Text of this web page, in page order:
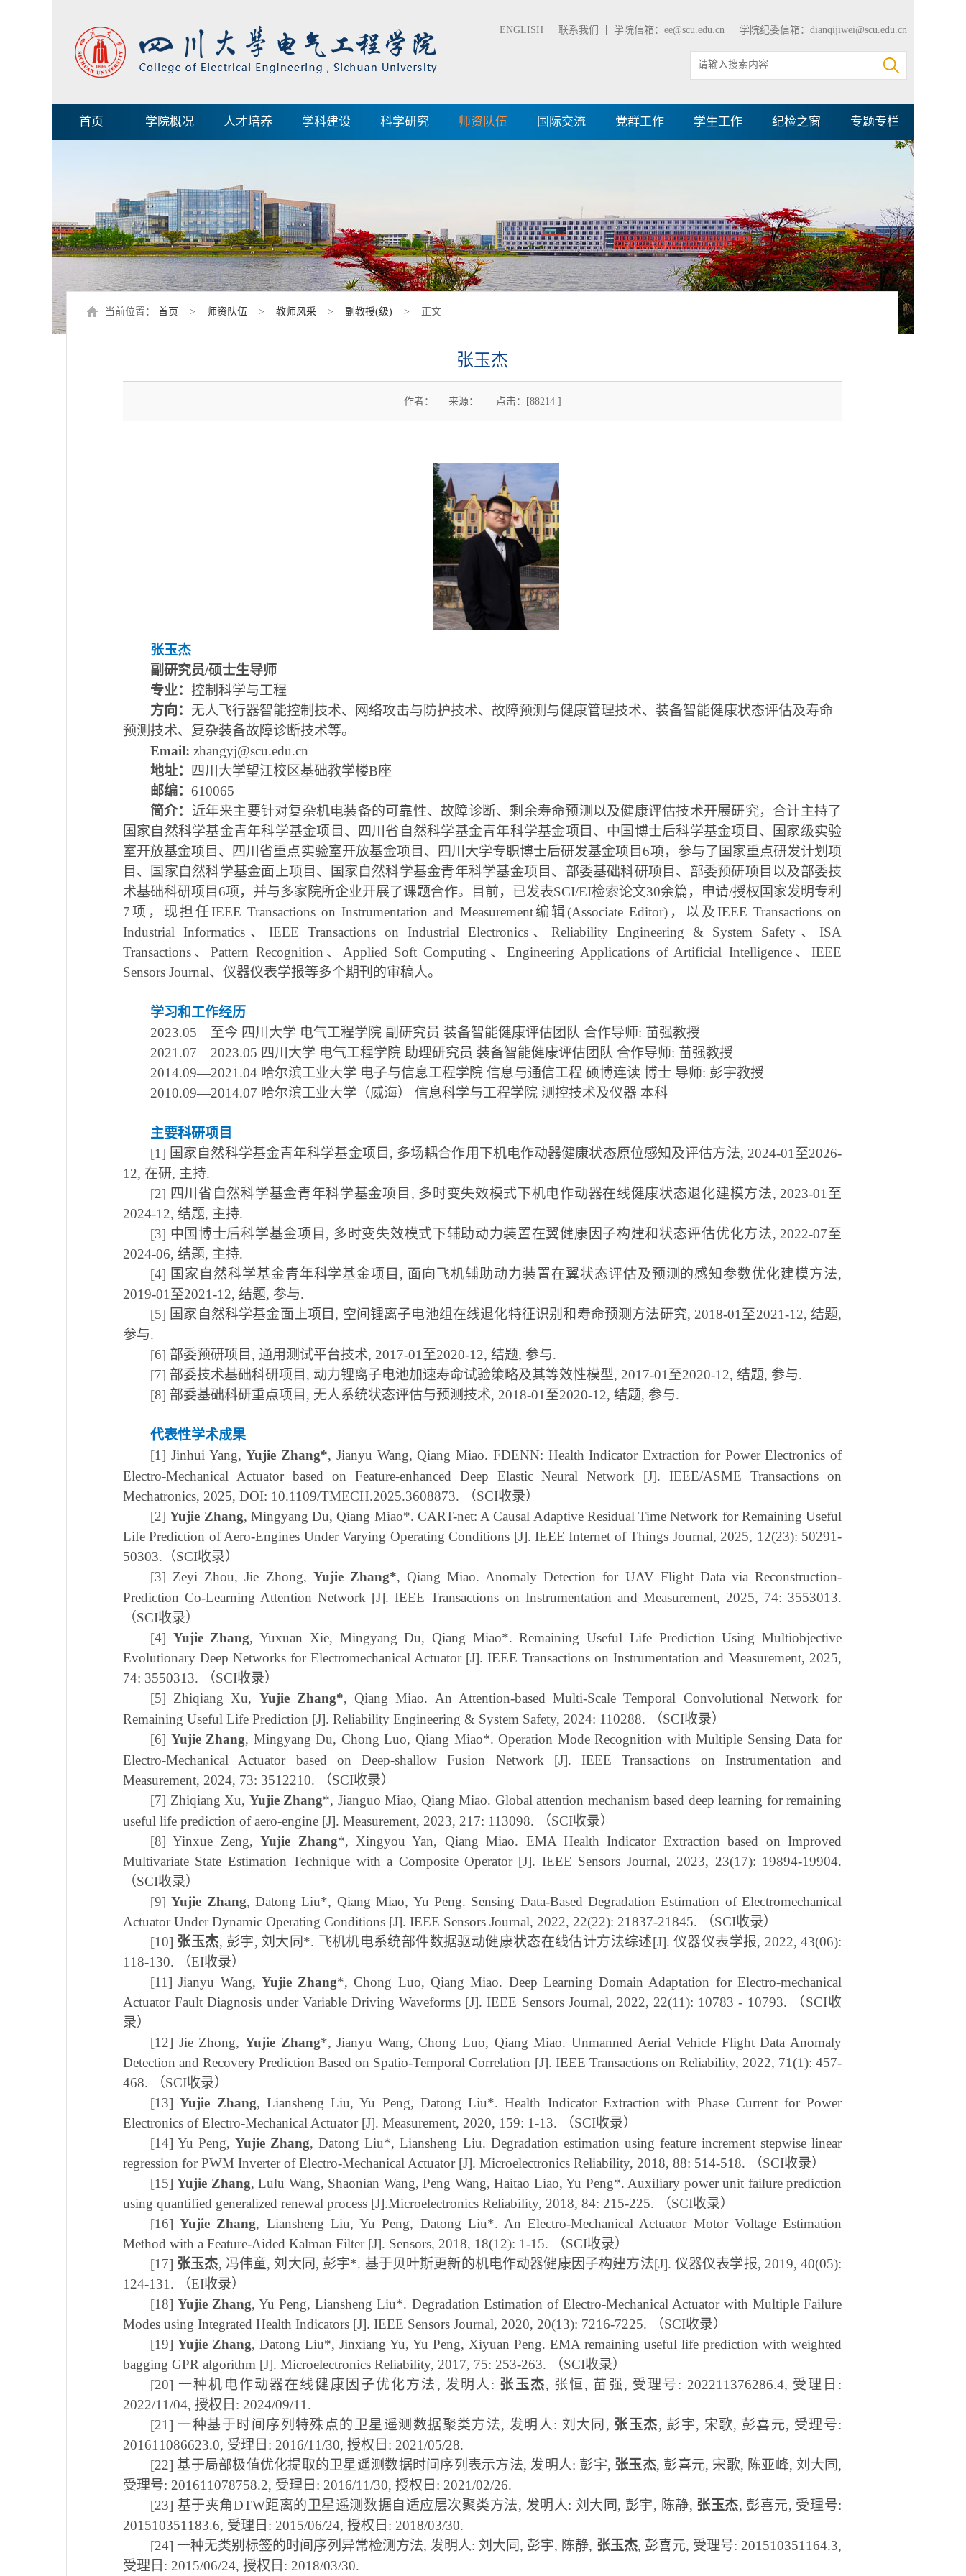
ENGLISH 联系我们 学院信箱：ee@scu.edu.cn 学院纪委信箱：dianqijiwei@scu.edu.cn
首页 学院概况 人才培养 学科建设 科学研究 师资队伍 国际交流 党群工作 学生工作 纪检之窗 专题专栏
当前位置： 首页 > 师资队伍 > 教师风采 > 副教授(级) > 正文
张玉杰
作者： 来源： 点击：[88214 ]
张玉杰
副研究员/硕士生导师
专业： 控制科学与工程
方向： 无人飞行器智能控制技术、网络攻击与防护技术、故障预测与健康管理技术、装备智能健康状态评估及寿命
预测技术、复杂装备故障诊断技术等。
Email: zhangyj@scu.edu.cn
地址：
四川大学望江校区基础教学楼B座
邮编： 610065
简介： 近年来主要针对复杂机电装备的可靠性、故障诊断、剩余寿命预测以及健康评估技术开展研究，合计主持了
国家自然科学基金青年科学基金项目、四川省自然科学基金青年科学基金项目、中国博士后科学基金项目、国家级实验
室开放基金项目、
四川省重点实验室开放基金项目、
四川大学专职博士后研发基金项目6项，参与了国家重点研发计划项
目、国家自然科学基金面上项目、国家自然科学基金青年科学基金项目、部委基础科研项目、部委预研项目以及部委技
术基础科研项目6项，并与多家院所企业开展了课题合作。目前，已发表SCI/EI检索论文30余篇，申请/授权国家发明专利
7项，现担任IEEE Transactions on Instrumentation and Measurement编辑(Associate Editor)，以及IEEE Transactions on
Industrial Informatics、IEEE Transactions on Industrial Electronics、Reliability Engineering & System Safety、ISA
Transactions、Pattern Recognition、Applied Soft Computing、Engineering Applications of Artificial Intelligence、IEEE
Sensors Journal、仪器仪表学报等多个期刊的审稿人。
学习和工作经历
2023.05—至今 四川大学 电气工程学院 副研究员 装备智能健康评估团队 合作导师: 苗强教授
2021.07—2023.05 四川大学 电气工程学院 助理研究员 装备智能健康评估团队 合作导师: 苗强教授
2014.09—2021.04 哈尔滨工业大学 电子与信息工程学院 信息与通信工程 硕博连读 博士 导师: 彭宇教授
2010.09—2014.07 哈尔滨工业大学（威海） 信息科学与工程学院 测控技术及仪器 本科
主要科研项目
[1] 国家自然科学基金青年科学基金项目 , 多场耦合作用下机电作动器健康状态原位感知及评估方法, 2024-01 至2026-
12, 在研, 主持.
[2] 四川省自然科学基金青年科学基金项目 , 多时变失效模式下机电作动器在线健康状态退化建模方法, 2023-01 至
2024-12, 结题, 主持.
[3] 中国博士后科学基金项目 , 多时变失效模式下辅助动力装置在翼健康因子构建和状态评估优化方法, 2022-07至
2024-06, 结题, 主持.
[4] 国家自然科学基金青年科学基金项目 , 面向飞机辅助动力装置在翼状态评估及预测的感知参数优化建模方法,
2019-01 至2021-12, 结题, 参与.
[5] 国家自然科学基金面上项目 , 空间锂离子电池组在线退化特征识别和寿命预测方法研究, 2018-01 至2021-12, 结题,
参与.
[6] 部委预研项目 , 通用测试平台技术, 2017-01 至2020-12, 结题, 参与.
[7] 部委技术基础科研项目 , 动力锂离子电池加速寿命试验策略及其等效性模型, 2017-01 至2020-12, 结题, 参与.
[8] 部委基础科研重点项目 , 无人系统状态评估与预测技术, 2018-01 至2020-12, 结题, 参与.
代表性学术成果
[1] Jinhui Yang,Yujie Zhang*, Jianyu Wang, Qiang Miao. FDENN: Health Indicator Extraction for Power Electronics of
Electro-Mechanical Actuator based on Feature-enhanced Deep Elastic Neural Network [J]. IEEE/ASME Transactions on
Mechatronics, 2025, DOI: 10.1109/TMECH.2025.3608873.
（SCI收录）
[2]Yujie Zhang, Mingyang Du, Qiang Miao*. CART-net: A Causal Adaptive Residual Time Network for Remaining Useful
Life Prediction of Aero-Engines Under Varying Operating Conditions [J]. IEEE Internet of Things Journal, 2025, 12(23): 50291-
50303. （SCI收录）
[3] Zeyi Zhou, Jie Zhong, Yujie Zhang*, Qiang Miao. Anomaly Detection for UAV Flight Data via Reconstruction-
Prediction Co-Learning Attention Network [J]. IEEE Transactions on Instrumentation and Measurement, 2025, 74: 3553013.
（SCI收录）
[4] Yujie Zhang, Yuxuan Xie, Mingyang Du, Qiang Miao*. Remaining Useful Life Prediction Using Multiobjective
Evolutionary Deep Networks for Electromechanical Actuator [J]. IEEE Transactions on Instrumentation and Measurement, 2025,
74: 3550313.
（SCI收录）
[5] Zhiqiang Xu, Yujie Zhang*, Qiang Miao. An Attention-based Multi-Scale Temporal Convolutional Network for
Remaining Useful Life Prediction [J]. Reliability Engineering & System Safety, 2024: 110288.
（SCI收录）
[6] YujieZhang, Mingyang Du, Chong Luo, Qiang Miao*. Operation Mode Recognition with Multiple Sensing Data for
Electro-Mechanical Actuator based on Deep-shallow Fusion Network [J]. IEEE Transactions on Instrumentation and
Measurement, 2024, 73: 3512210.
（SCI收录）
[7] Zhiqiang Xu, Yujie Zhang*, Jianguo Miao, Qiang Miao. Global attention mechanism based deep learning for remaining
useful life prediction of aero-engine [J]. Measurement, 2023, 217: 113098.
（SCI收录）
[8]Yinxue Zeng,Yujie Zhang*, Xingyou Yan, Qiang Miao. EMA Health Indicator Extraction based on Improved
Multivariate State Estimation Technique with a Composite Operator [J]. IEEE Sensors Journal, 2023, 23(17): 19894-19904.
（SCI收录）
[9]Yujie Zhang,Datong Liu*, Qiang Miao, Yu Peng. Sensing Data-Based Degradation Estimation of Electromechanical
Actuator Under Dynamic Operating Conditions [J]. IEEE Sensors Journal, 2022, 22(22): 21837-21845.
（SCI收录）
[10] 张玉杰, 彭宇, 刘大同 *. 飞机机电系统部件数据驱动健康状态在线估计方法综述[J].仪器仪表学报, 2022, 43(06):
118-130.
（EI收录）
[11]Jianyu Wang, Yujie Zhang*, Chong Luo, Qiang Miao. Deep Learning Domain Adaptation for Electro-mechanical
Actuator Fault Diagnosis under Variable Driving Waveforms [J]. IEEE Sensors Journal, 2022, 22(11): 10783 - 10793.
（SCI收
录）
[12] Jie Zhong, Yujie Zhang*, Jianyu Wang, Chong Luo, Qiang Miao. Unmanned Aerial Vehicle Flight Data Anomaly
Detection and Recovery Prediction Based on Spatio-Temporal Correlation [J]. IEEE Transactions on Reliability, 2022, 71(1): 457-
468.
（SCI收录）
[13]Yujie Zhang, Liansheng Liu, Yu Peng, Datong Liu*. Health Indicator Extraction with Phase Current for Power
Electronics of Electro-Mechanical Actuator [J]. Measurement, 2020, 159: 1-13.
（SCI收录）
[14]Yu Peng,Yujie Zhang, Datong Liu*, Liansheng Liu. Degradation estimation using feature increment stepwise linear
regression for PWM Inverter of Electro-Mechanical Actuator [J]. Microelectronics Reliability, 2018, 88: 514-518.
（SCI收录）
[15]Yujie Zhang, Lulu Wang, Shaonian Wang, Peng Wang, Haitao Liao, Yu Peng*. Auxiliary power unit failure prediction
using quantified generalized renewal process [J].Microelectronics Reliability, 2018, 84: 215-225.
（SCI收录）
[16]Yujie Zhang, Liansheng Liu, Yu Peng, Datong Liu*. An Electro-Mechanical Actuator Motor Voltage Estimation
Method with a Feature-Aided Kalman Filter [J]. Sensors, 2018, 18(12): 1-15.
（SCI收录）
[17] 张玉杰, 冯伟童, 刘大同 , 彭宇*. 基于贝叶斯更新的机电作动器健康因子构建方法[J]. 仪器仪表学报, 2019, 40(05):
124-131.
（EI收录）
[18]Yujie Zhang, Yu Peng, Liansheng Liu*. Degradation Estimation of Electro-Mechanical Actuator with Multiple Failure
Modes using Integrated Health Indicators [J]. IEEE Sensors Journal, 2020, 20(13): 7216-7225.
（SCI收录）
[19] Yujie Zhang, Datong Liu*, Jinxiang Yu, Yu Peng, Xiyuan Peng. EMA remaining useful life prediction with weighted
bagging GPR algorithm [J]. Microelectronics Reliability, 2017, 75: 253-263.
（SCI收录）
[20] 一种机电作动器在线健康因子优化方法 , 发明人 : 张玉杰, 张恒 , 苗强, 受理号: 202211376286.4, 受理日 :
2022/11/04, 授权日 : 2024/09/11.
[21] 一种基于时间序列特殊点的卫星遥测数据聚类方法, 发明人: 刘大同 , 张玉杰, 彭宇, 宋歌, 彭喜元, 受理号:
201611086623.0, 受理日 : 2016/11/30, 授权日 : 2021/05/28.
[22] 基于局部极值优化提取的卫星遥测数据时间序列表示方法, 发明人: 彭宇, 张玉杰, 彭喜元, 宋歌, 陈亚峰, 刘大同 ,
受理号: 201611078758.2, 受理日 : 2016/11/30, 授权日 : 2021/02/26.
[23] 基于夹角DTW距离的卫星遥测数据自适应层次聚类方法, 发明人: 刘大同 , 彭宇, 陈静, 张玉杰, 彭喜元, 受理号:
201510351183.6, 受理日 : 2015/06/24, 授权日 : 2018/03/30.
[24] 一种无类别标签的时间序列异常检测方法, 发明人: 刘大同 , 彭宇, 陈静, 张玉杰, 彭喜元, 受理号: 201510351164.3,
受理日 : 2015/06/24, 授权日 : 2018/03/30.